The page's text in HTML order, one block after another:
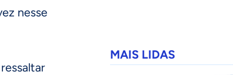
nesse
MAIS LIDAS